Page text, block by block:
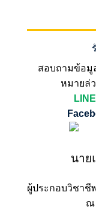
สอบถามข้อมู
หมายล่
นาย
ผู้ประกอบวิชาชี
ณ